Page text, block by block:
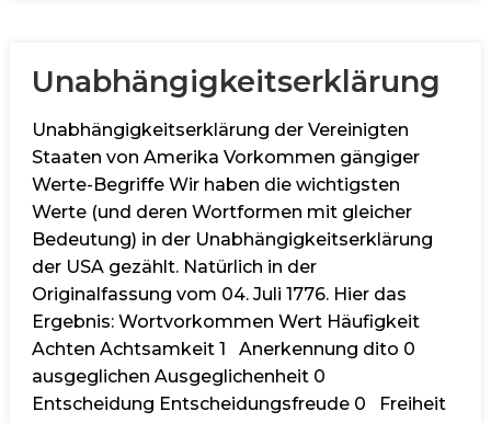
Unabhängigkeitserklärung
Unabhängigkeitserklärung der Vereinigten
Staaten von Amerika Vorkommen gängiger
Werte-Begriffe Wir haben die wichtigsten
Werte (und deren Wortformen mit gleicher
Bedeutung) in der Unabhängigkeitserklärung
der USA gezählt. Natürlich in der
Originalfassung vom 04. Juli 1776. Hier das
Ergebnis: Wortvorkommen Wert Häufigkeit
Achten Achtsamkeit 1 Anerkennung dito 0
ausgeglichen Ausgeglichenheit 0
Entscheidung Entscheidungsfreude 0 Freiheit